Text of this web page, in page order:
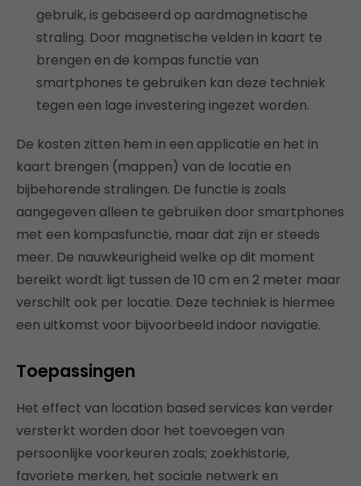
gebruik, is gebaseerd op aardmagnetische
straling. Door magnetische velden in kaart te
brengen en de kompas functie van
smartphones te gebruiken kan deze techniek
tegen een lage investering ingezet worden.
De kosten zitten hem in een applicatie en het in
kaart brengen (mappen) van de locatie en
bijbehorende stralingen. De functie is zoals
aangegeven alleen te gebruiken door smartphones
met een kompasfunctie, maar dat zijn er steeds
meer. De nauwkeurigheid welke op dit moment
bereikt wordt ligt tussen de 10 cm en 2 meter maar
verschilt ook per locatie. Deze techniek is hiermee
een uitkomst voor bijvoorbeeld indoor navigatie.
Toepassingen
Het effect van location based services kan verder
versterkt worden door het toevoegen van
persoonlijke voorkeuren zoals; zoekhistorie,
favoriete merken, het sociale netwerk en